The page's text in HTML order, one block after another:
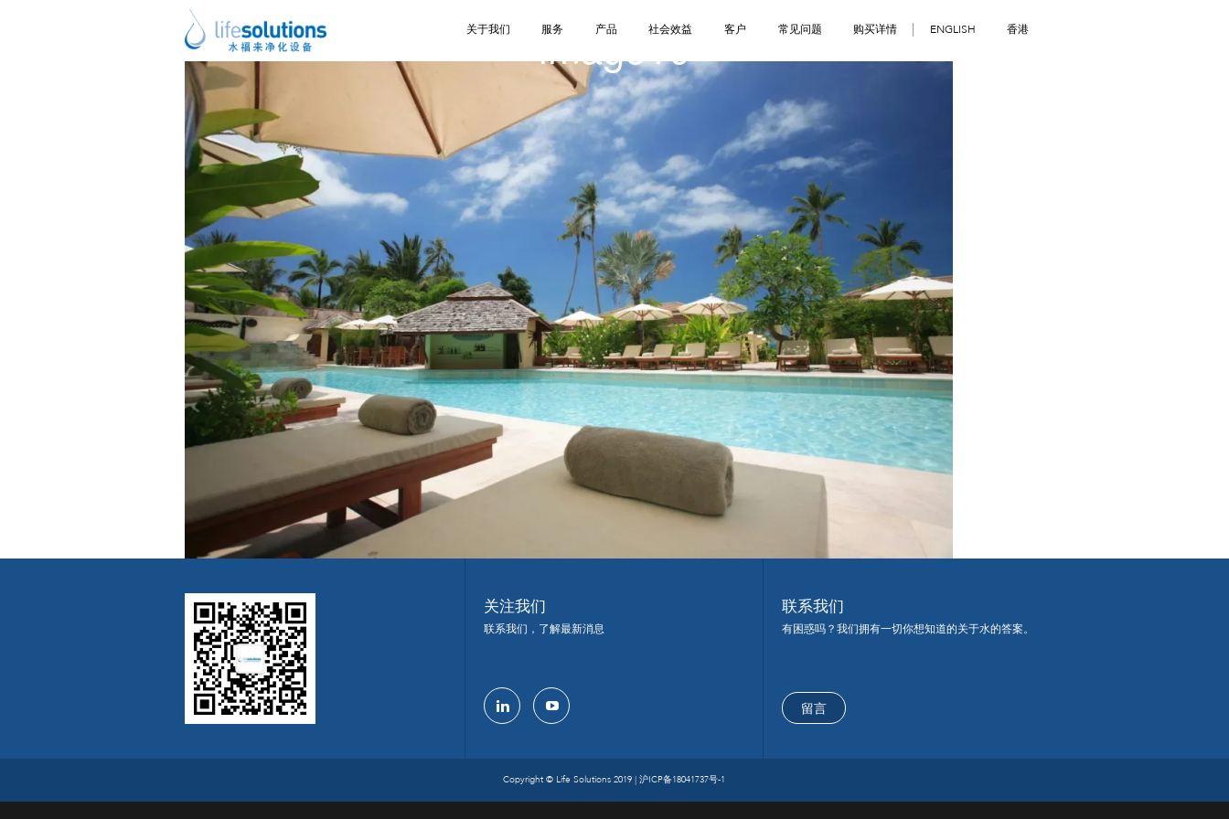
关于我们 服务 产品 社会效益 客户 常见问题 购买详情 ENGLISH 香港
image10
关注我们
联系我们，了解最新消息
联系我们
有困惑吗？我们拥有一切你想知道的关于水的答案。
留言
Copyright © Life Solutions 2019 | 沪ICP备18041737号-1